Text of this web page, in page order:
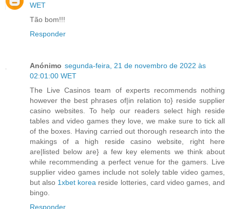
WET
Tão bom!!!
Responder
Anónimo segunda-feira, 21 de novembro de 2022 às
02:01:00 WET
The Live Casinos team of experts recommends nothing
however the best phrases of|in relation to} reside supplier
casino websites. To help our readers select high reside
tables and video games they love, we make sure to tick all
of the boxes. Having carried out thorough research into the
makings of a high reside casino website, right here
are|listed below are} a few key elements we think about
while recommending a perfect venue for the gamers. Live
supplier video games include not solely table video games,
but also 1xbet korea reside lotteries, card video games, and
bingo.
Responder